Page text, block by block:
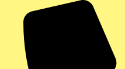
contenu